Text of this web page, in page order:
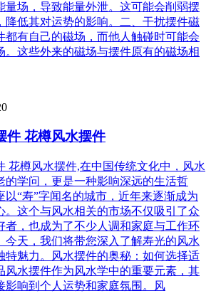
量场，导致能量外泄。这可能会削弱摆
降低其对运势的影响。二、干扰摆件磁
都有自己的磁场，而他人触碰时可能会
。这些外来的磁场与摆件原有的磁场相
件 花樽风水摆件
花樽风水摆件,在中国传统文化中，风水
的学问，更是一种影响深远的生活哲
以“寿”字闻名的城市，近年来逐渐成为
。这个与风水相关的市场不仅吸引了众
者，也成为了不少人调和家庭与工作环
今天，我们将带您深入了解寿光的风水
特魅力。风水摆件的奥秘：如何选择适
风水摆件作为风水学中的重要元素，其
影响到个人运势和家庭氛围。风